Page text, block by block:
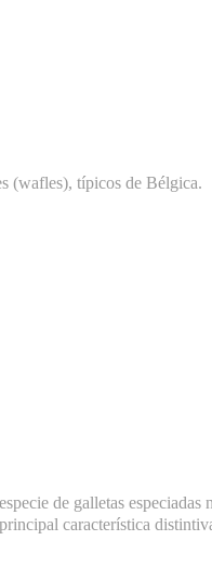
(wafles), típicos de Bélgica.
de galletas
característica